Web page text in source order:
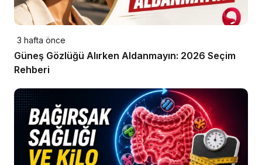
3 hafta önce
Güneş Gözlüğü Alırken Aldanmayın: 2026 Seçim
Rehberi